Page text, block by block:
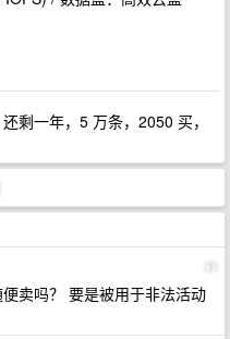
剩一年，5 万条，2050 买，
1
卖吗？ 要是被用于非法活动